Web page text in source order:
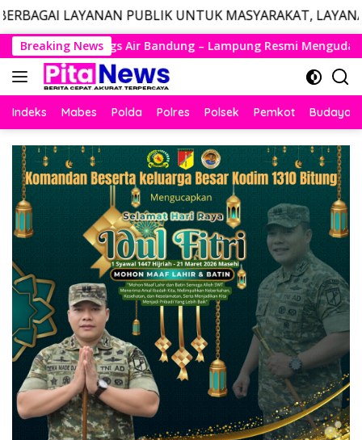
PUBLIK UNTUK MASYARAKAT, LAYANAN DARURAT
Langsung
ke
konten
Breaking News
– Lampung Resmi Mengudara, Husein Kembali Layani Rute
Indeks Mabes Polda Polres Polsek Pemkot Budaya